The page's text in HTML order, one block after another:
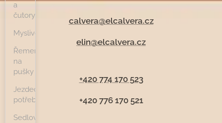
a
čutory
Myslivost
Řemeny
na
pušky
Jezdecké
potřeby
Sedlové
calvera@elcalvera.cz
elin@elcalvera.cz
+420 774 170 523
+420 776 170 521